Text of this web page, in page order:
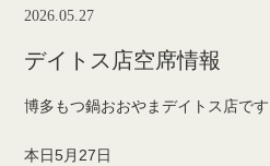
2026.05.27
デイトス店空席情報
博多もつ鍋おおやまデイトス店です
本日5月27日